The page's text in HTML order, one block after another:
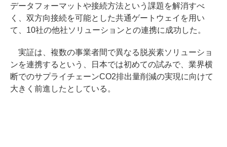
データフォーマットや接続方法という課題を解消すべ
く、双方向接続を可能とした共通ゲートウェイを用い
て、10社の他社ソリューションとの連携に成功した。
実証は、複数の事業者間で異なる脱炭素ソリューショ
ンを連携するという、日本では初めての試みで、業界横
断でのサプライチェーンCO2排出量削減の実現に向けて
大きく前進したとしている。